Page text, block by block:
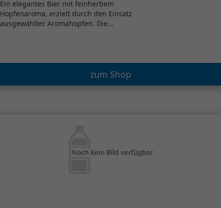
Ein elegantes Bier mit feinherbem
Hopfenaroma, erzielt durch den Einsatz
ausgewählter Aromahopfen. Die...
zum Shop